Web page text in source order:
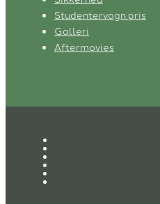
Studentervogn pris
Galleri
Aftermovies